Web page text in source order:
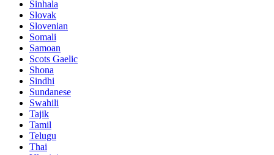
Sinhala
Slovak
Slovenian
Somali
Samoan
Scots Gaelic
Shona
Sindhi
Sundanese
Swahili
Tajik
Tamil
Telugu
Thai